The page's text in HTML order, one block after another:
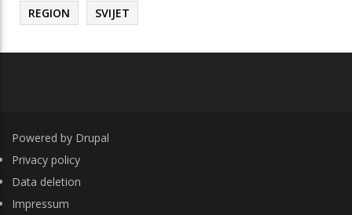
REGION SVIJET
Powered by Drupal
FOOTER
Privacy policy
Data deletion
Impressum